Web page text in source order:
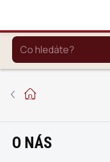
obsah
Domů
O NÁS